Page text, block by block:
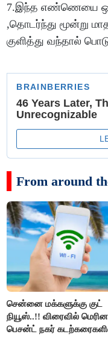
7.இந்த எண்ணெயை
,தொடர்ந்து மூன்று
குளித்து வந்தால்
From around
சென்னை மக்களுக்கு குட்
நியூஸ்..!! விரைவில்
பெசன்ட் நகர்